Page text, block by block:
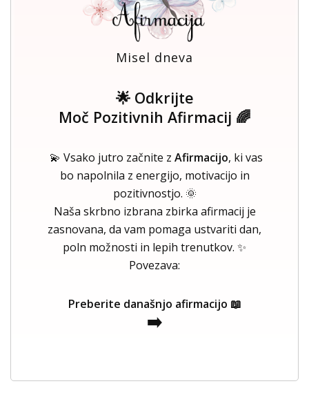
Misel dneva
🌟 Odkrijte
Moč Pozitivnih Afirmacij 🌈
💫 Vsako jutro začnite z Afirmacijo, ki vas
bo napolnila z energijo, motivacijo in
pozitivnostjo. 🌞
Naša skrbno izbrana zbirka afirmacij je
zasnovana, da vam pomaga ustvariti dan,
poln možnosti in lepih trenutkov. ✨
Povezava:
Preberite današnjo afirmacijo 📖
➡️